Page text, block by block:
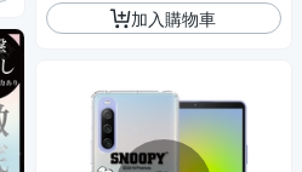
加入購物車